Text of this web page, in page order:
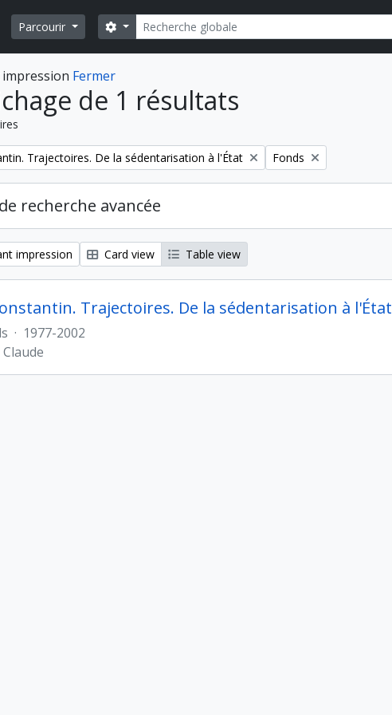
Parcourir Rechercher
Search options
Fermer
de 1 résultats
Trajectoires. De la sédentarisation à l'État Remove filter:
Fonds
recherche avancée
impression Card view Table view
Trajectoires. De la sédentarisation à l'État
· 1977-2002